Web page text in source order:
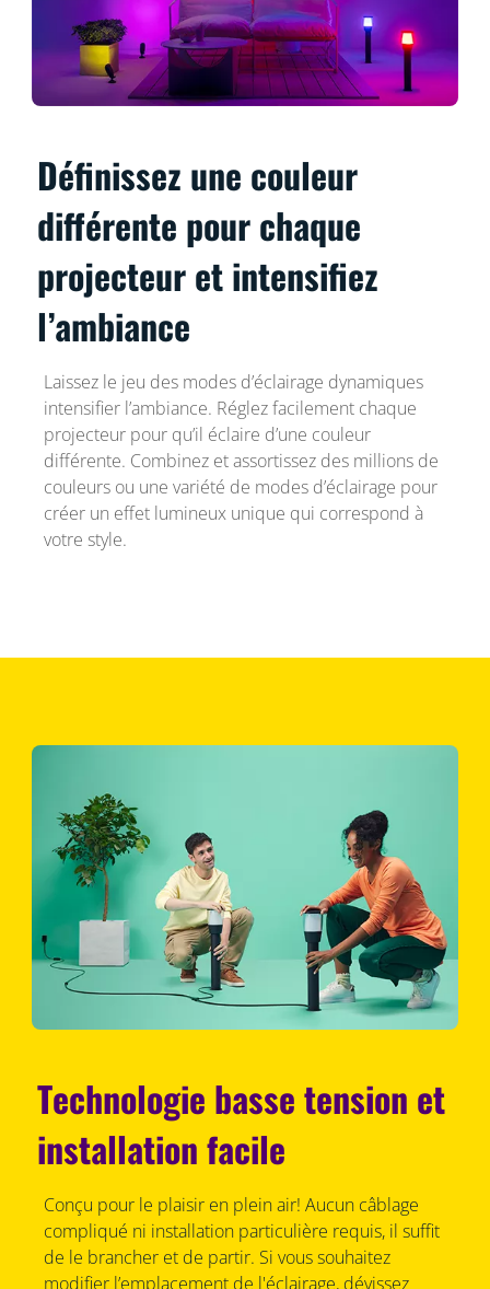
Définissez une couleur
différente pour chaque
projecteur et intensifiez
l’ambiance
Laissez le jeu des modes d’éclairage dynamiques
intensifier l’ambiance. Réglez facilement chaque
projecteur pour qu’il éclaire d’une couleur
différente. Combinez et assortissez des millions de
couleurs ou une variété de modes d’éclairage pour
créer un effet lumineux unique qui correspond à
votre style.
Technologie basse tension et
installation facile
Conçu pour le plaisir en plein air! Aucun câblage
compliqué ni installation particulière requis, il suffit
de le brancher et de partir. Si vous souhaitez
modifier l’emplacement de l'éclairage, dévissez